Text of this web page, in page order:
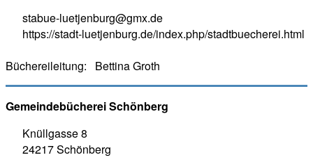
stabue-luetjenburg@gmx.de
https://stadt-luetjenburg.de/index.php/stadtbuecherei.html
Büchereileitung: Bettina Groth
Gemeindebücherei Schönberg
Knüllgasse 8
24217 Schönberg